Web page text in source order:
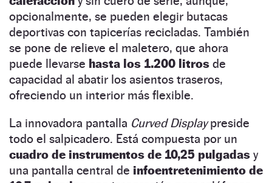
opcionalmente, se pueden elegir butacas
deportivas con tapicerías recicladas. También
se pone de relieve el maletero, que ahora
puede llevarse hasta los 1.200 litros de
capacidad al abatir los asientos traseros,
ofreciendo un interior más flexible.
La innovadora pantalla Curved Displaypreside
todo el salpicadero. Está compuesta por un
cuadro de instrumentos de 10,25 pulgadas y
una pantalla central de infoentretenimiento de